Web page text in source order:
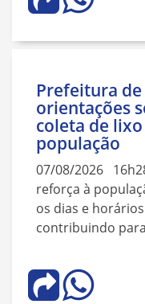
Prefeitura
orientações
coleta de
população
07/08/2026
reforça à
os dias e
contribuindo